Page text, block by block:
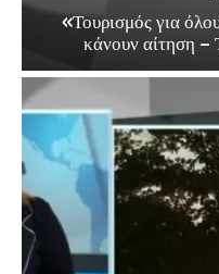
«Τουρισμός για
κάνουν αίτηση –